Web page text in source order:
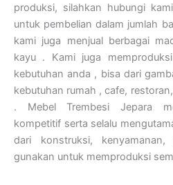
produksi, silahkan hubungi
untuk pembelian dalam jumlah
kami juga menjual berbagai
kayu . Kami juga
kebutuhan anda , bisa dari
kebutuhan rumah , cafe,
. Mebel Trembesi Jepara
kompetitif serta selalu
dari konstruksi,
gunakan untuk memproduksi